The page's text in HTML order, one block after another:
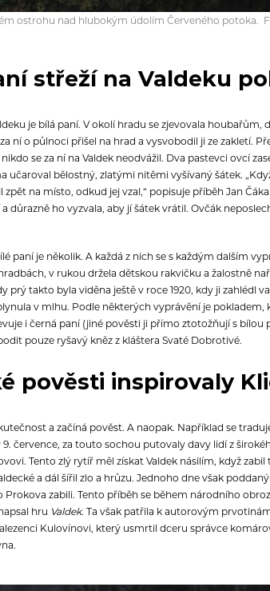
ostrohu nad hlubokým údolím Červeného potoka.
střeží na Valdeku
je bílá paní. V okolí hradu se zjevovala houbařům,
ní o půlnoci přišel na hrad a vysvobodil ji ze zakletí.
se za ní na Valdek neodvážil. Dva pastevci ovcí
učaroval bělostný, zlatými nitěmi vyšívaný šátek.
na místo, odkud jej vzal,“ popisuje příběh Jan
důrazně ho vyzvala, aby jí šátek vrátil. Ovčák
paní je několik. A každá z nich se s každým dalším
v rukou držela dětskou rakvičku a žalostně
prý takto byla viděna ještě v roce 1920, kdy ji zahlédl
v mlhu. Podle některých vyprávění je pokladem,
i černá paní (jiné pověsti ji přímo ztotožňují s bílou
pouze ryšavý kněz z kláštera Svaté Dobrotivé.
pověsti inspirovaly
a začíná pověst. A naopak. Například se
9. července, za touto sochou putovaly davy lidí z
Tento zlý rytíř měl získat Valdek násilím, když
a dál šířil zlo a hrůzu. Jednoho dne však
Prokova zabili. Tento příběh se během národního
hru Valdek. Ta však patřila k autorovým
Kulovínovi, který usmrtil dceru správce